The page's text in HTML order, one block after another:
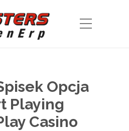
Opcja
Playing
Casino